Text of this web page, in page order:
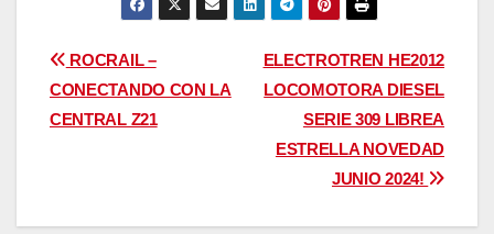
Navegación
de
ELECTROTREN HE2012
LOCOMOTORA DIESEL
SERIE 309 LIBREA
ESTRELLA NOVEDAD
JUNIO 2024!
ROCRAIL –
CONECTANDO CON LA
CENTRAL Z21